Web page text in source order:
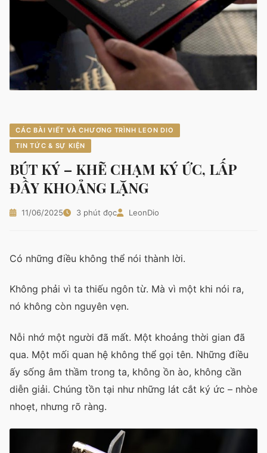
CÁC BÀI VIẾT VÀ CHƯƠNG TRÌNH LEON DIO
TIN TỨC & SỰ KIỆN
BÚT KÝ – KHẼ CHẠM KÝ ỨC, LẤP
ĐẦY KHOẢNG LẶNG
11/06/2025 3 phút đọc LeonDio
Có những điều không thể nói thành lời.
Không phải vì ta thiếu ngôn từ. Mà vì một khi nói ra,
nó không còn nguyên vẹn.
Nỗi nhớ một người đã mất. Một khoảng thời gian đã
qua. Một mối quan hệ không thể gọi tên. Những điều
ấy sống âm thầm trong ta, không ồn ào, không cần
diễn giải. Chúng tồn tại như những lát cắt ký ức – nhòe
nhoẹt, nhưng rõ ràng.